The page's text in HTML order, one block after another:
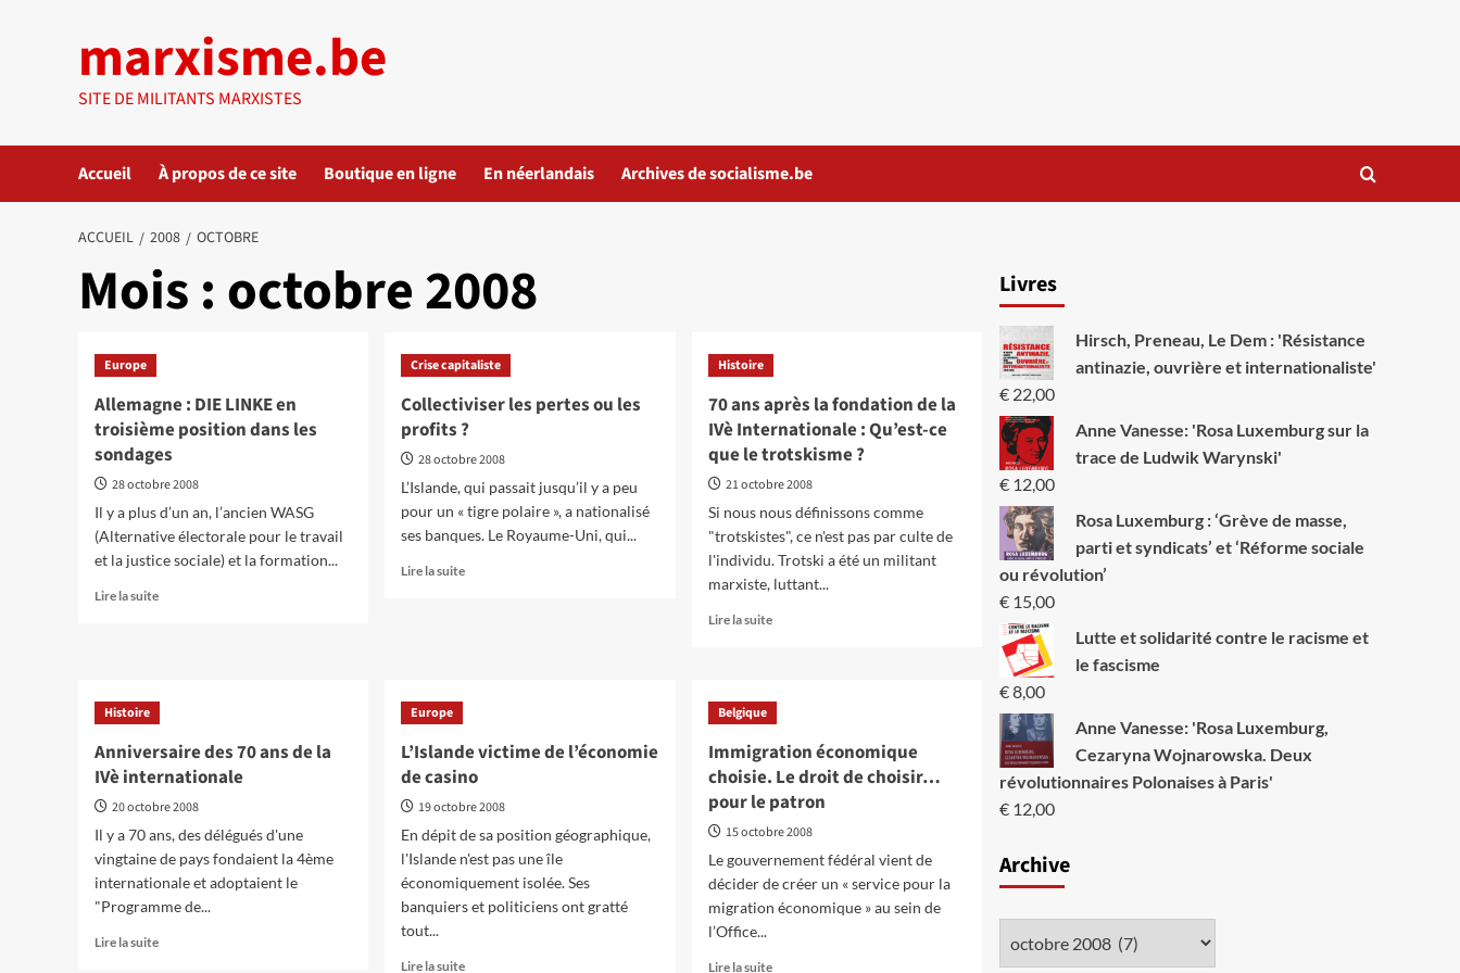
marxisme.be
SITE DE MILITANTS MARXISTES
Accueil À propos de ce site Boutique en ligne En néerlandais Archives de socialisme.be
ACCUEIL 2008 OCTOBRE
Mois :octobre 2008
Europe
Allemagne : DIE LINKE en
troisième position dans les
sondages
28 octobre 2008
Il y a plus d’un an, l’ancien WASG
(Alternative électorale pour le travail
et la justice sociale) et la formation...
Lire la suiteEn
en
troisième
position
les
sondages
Crise capitaliste
Collectiviser les pertes ou les
profits ?
28 octobre 2008
L’Islande, qui passait jusqu’il y a peu
pour un « tigre polaire », a nationalisé
ses banques. Le Royaume-Uni, qui...
Lire la suiteEn
profits
?
Histoire
70 ans après la fondation de la
IVè Internationale : Qu’est-ce
que le trotskisme ?
21 octobre 2008
Si nous nous définissons comme
"trotskistes", ce n'est pas par culte de
l'individu. Trotski a été un militant
marxiste, luttant...
Lire la suiteEn
70
après
la
fondation
de
Internationale
:
Qu’est-
le
Histoire
Anniversaire des 70 ans de la
IVè internationale
20 octobre 2008
Il y a 70 ans, des délégués d'une
vingtaine de pays fondaient la 4ème
internationale et adoptaient le
"Programme de...
Lire la suiteEn
Europe
L’Islande victime de l’économie
de casino
19 octobre 2008
En dépit de sa position géographique,
l'Islande n'est pas une île
économiquement isolée. Ses
banquiers et politiciens ont gratté
tout...
Lire la suiteEn
Belgique
Immigration économique
choisie. Le droit de choisir…
pour le patron
15 octobre 2008
Le gouvernement fédéral vient de
décider de créer un « service pour la
migration économique » au sein de
l’Office...
Lire la suiteEn
Livres
Hirsch, Preneau, Le Dem : 'Résistance
antinazie, ouvrière et internationaliste'
€22,00
Anne Vanesse: 'Rosa Luxemburg sur la
trace de Ludwik Warynski'
€12,00
Rosa Luxemburg : ‘Grève de masse,
parti et syndicats’ et ‘Réforme sociale
ou révolution’
€15,00
Lutte et solidarité contre le racisme et
le fascisme
€8,00
Anne Vanesse: 'Rosa Luxemburg,
Cezaryna Wojnarowska. Deux
révolutionnaires Polonaises à Paris'
€12,00
Archive